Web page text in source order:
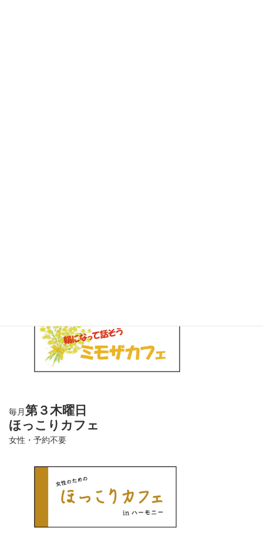
毎月 第３木曜日
ほっこりカフェ
女性・予約不要